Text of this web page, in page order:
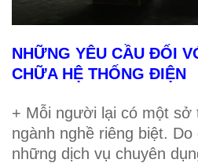
NHỮNG YÊU CẦU ĐỐI
CHỮA HỆ THỐNG ĐIỆN
+ Mỗi người lại có một
ngành nghề riêng biệt.
những dịch vụ chuyên